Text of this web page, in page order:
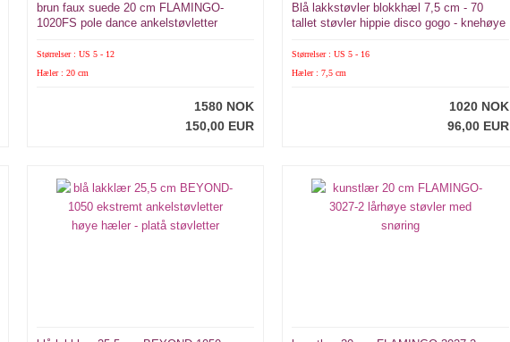
brun faux suede 20 cm FLAMINGO-
1020FS pole dance ankelstøvletter
Størrelser : US 5 - 12
Hæler : 20 cm
1580 NOK
150,00 EUR
Blå lakkstøvler blokkhæl 7,5 cm - 70
tallet støvler hippie disco gogo - knehøye
Størrelser : US 5 - 16
Hæler : 7,5 cm
1020 NOK
96,00 EUR